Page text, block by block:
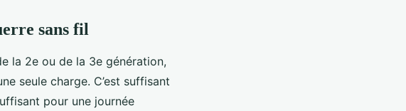
sans fil
la 2e ou de la 3e génération,
seule charge. C’est suffisant
pour une journée